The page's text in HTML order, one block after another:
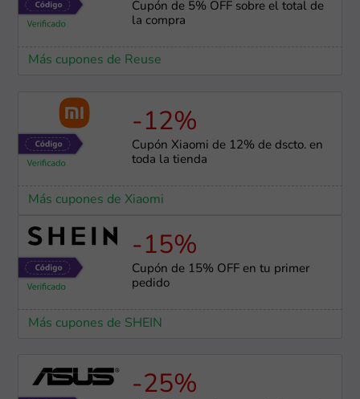
Cupón de 5% OFF sobre el total de
la compra
Más cupones de Reuse
-12%
Cupón Xiaomi de 12% de dscto. en
toda la tienda
Más cupones de Xiaomi
-15%
Cupón de 15% OFF en tu primer
pedido
Más cupones de SHEIN
-25%